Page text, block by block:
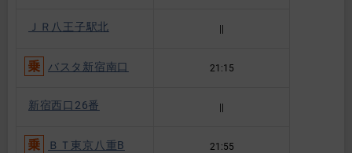
ＪＲ八王子駅北
バスタ新宿南口
新宿西口26番
ＢＴ東京八重B
||
21:15
||
21:55